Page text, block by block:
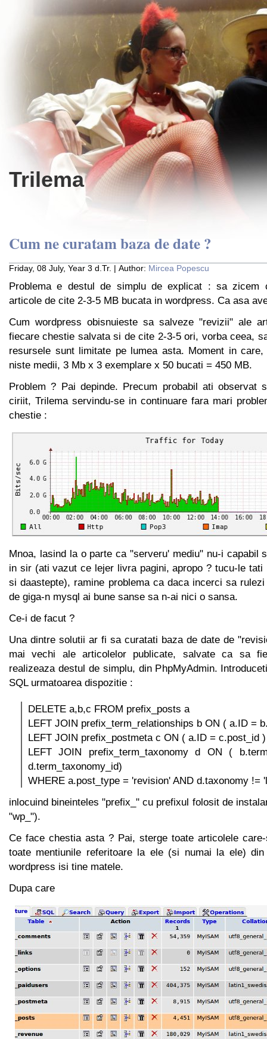
Trilema
Cum ne curatam baza de date ?
Friday, 08 July, Year 3 d.Tr. | Author: Mircea Popescu
Problema e destul de simplu de explicat : sa zicem
articole de cite 2-3-5 MB bucata in wordpress. Ca asa
Cum wordpress obisnuieste sa salveze "revizii" ale
fiecare chestie salvata si de cite 2-3-5 ori, vorba ceea,
resursele sunt limitate pe lumea asta. Moment in
niste medii, 3 Mb x 3 exemplare x 50 bucati = 450 MB.
Problem ? Pai depinde. Precum probabil ati observat
ciriit, Trilema servindu-se in continuare fara mari
chestie :
Mnoa, lasind la o parte ca "serveru' mediu" nu-i capabil
in sir (ati vazut ce lejer livra pagini, apropo ? tucu-le tati
si daastepte), ramine problema ca daca incerci sa
de giga-n mysql ai bune sanse sa n-ai nici o sansa.
Ce-i de facut ?
Una dintre solutii ar fi sa curatati baza de date de
mai vechi ale articolelor publicate, salvate ca sa
realizeaza destul de simplu, din PhpMyAdmin.
SQL urmatoarea dispozitie :
DELETE a,b,c FROM prefix_posts a
LEFT JOIN prefix_term_relationships b ON ( a.ID =
LEFT JOIN prefix_postmeta c ON ( a.ID = c.post_id )
LEFT JOIN prefix_term_taxonomy d ON (
d.term_taxonomy_id)
WHERE a.post_type = 'revision' AND d.taxonomy !=
inlocuind bineinteles "prefix_" cu prefixul folosit de
"wp_").
Ce face chestia asta ? Pai, sterge toate articolele
toate mentiunile referitoare la ele (si numai la ele)
wordpress isi tine matele.
Dupa care